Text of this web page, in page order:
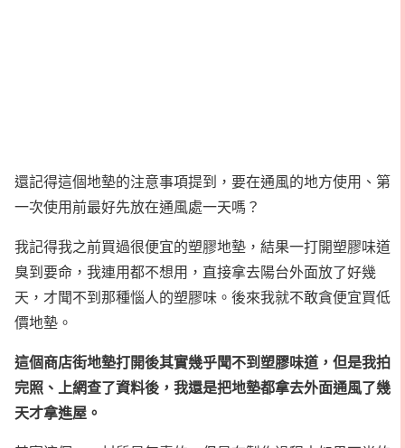
還記得這個地墊的注意事項提到，要在通風的地方使用、第
一次使用前最好先放在通風處一天嗎？
我記得我之前買過很便宜的塑膠地墊，結果一打開塑膠味道
臭到要命，我連用都不想用，直接拿去陽台外面放了好幾
天，才聞不到那種惱人的塑膠味。後來我就不敢貪便宜買低
價地墊。
這個商店街地墊打開後其實幾乎聞不到塑膠味道，但是我拍
完照、上網查了資料後，我還是把地墊都拿去外面通風了幾
天才拿進屋。